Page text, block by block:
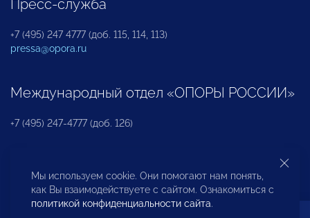
Пресс-служба
+7 (495) 247 4777 (доб. 115, 114, 113)
pressa@opora.ru
Международный отдел «ОПОРЫ РОССИИ»
+7 (495) 247-4777 (доб. 126)
Бюро по защите прав предпринимателей и
инвесторов
Мы используем cookie. Они помогают нам понять,
как Вы взаимодействуете с сайтом. Ознакомиться с
политикой конфиденциальности сайта.